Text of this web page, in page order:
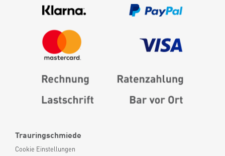
Trauringschmiede
Cookie Einstellungen